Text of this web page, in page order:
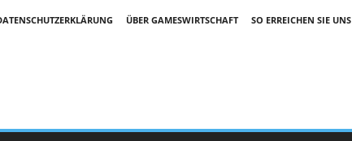
ÜBER GAMESWIRTSCHAFT SO ERREICHEN SIE UNS